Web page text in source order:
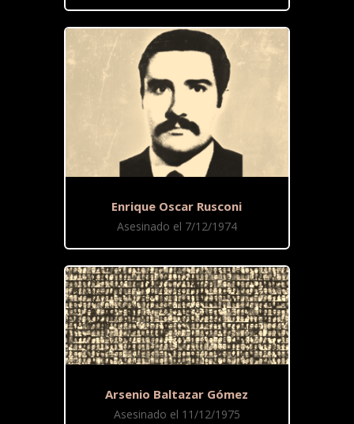
Enrique Oscar Rusconi
Asesinado el 7/12/1974
Arsenio Baltazar Gómez
Asesinado el 11/12/1975